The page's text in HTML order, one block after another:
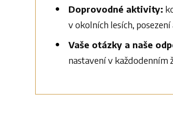
Doprovodné aktivity:
v okolních lesích,
Vaše otázky a naše
nastavení v každodenním